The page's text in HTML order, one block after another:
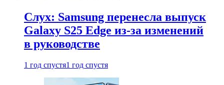
Слух: Samsung перенесла выпуск
Galaxy S25 Edge из-за изменений
в руководстве
1 год спустя1 год спустя